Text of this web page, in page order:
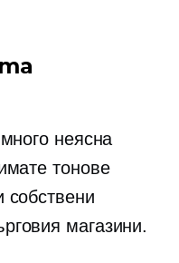
неясна
тонове
собствени
магазини.